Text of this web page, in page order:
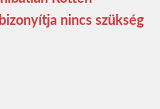
nincs szükség